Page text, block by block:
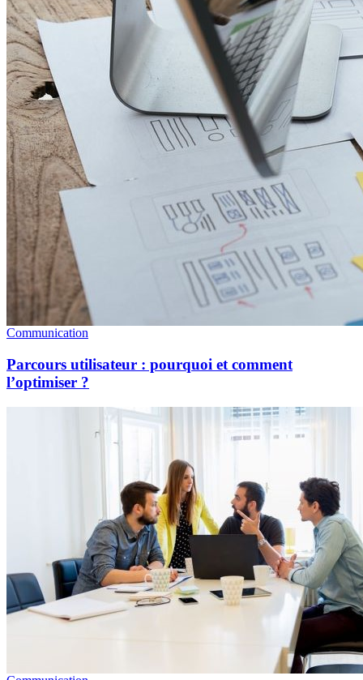
Communication
Parcours utilisateur : pourquoi et comment
l’optimiser ?